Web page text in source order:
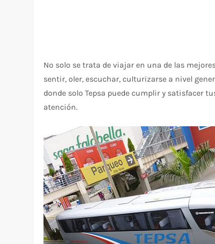
No solo se trata de viajar en una de las
sentir, oler, escuchar, culturizarse a nivel
donde solo Tepsa puede cumplir y satisfacer
atención.